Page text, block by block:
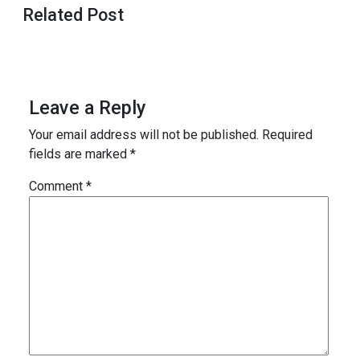
Related Post
Leave a Reply
Your email address will not be published. Required
fields are marked *
Comment *